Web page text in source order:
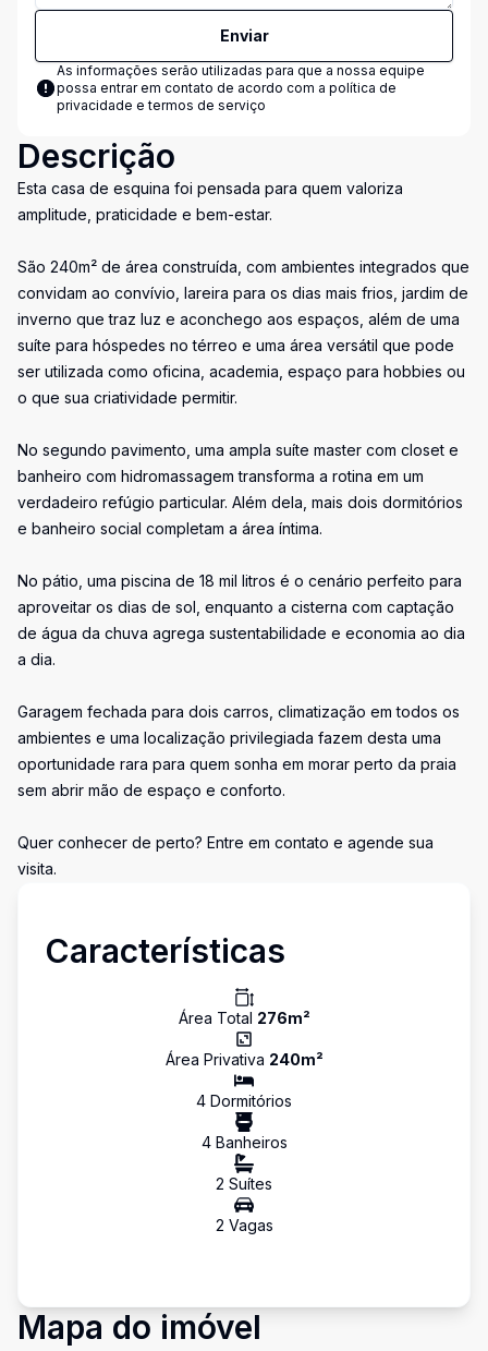
Enviar
As informações serão utilizadas para que a nossa equipe
possa entrar em contato de acordo com a política de
privacidade e termos de serviço
Descrição
Esta casa de esquina foi pensada para quem valoriza
amplitude, praticidade e bem-estar.
São 240m² de área construída, com ambientes integrados que
convidam ao convívio, lareira para os dias mais frios, jardim de
inverno que traz luz e aconchego aos espaços, além de uma
suíte para hóspedes no térreo e uma área versátil que pode
ser utilizada como oficina, academia, espaço para hobbies ou
o que sua criatividade permitir.
No segundo pavimento, uma ampla suíte master com closet e
banheiro com hidromassagem transforma a rotina em um
verdadeiro refúgio particular. Além dela, mais dois dormitórios
e banheiro social completam a área íntima.
No pátio, uma piscina de 18 mil litros é o cenário perfeito para
aproveitar os dias de sol, enquanto a cisterna com captação
de água da chuva agrega sustentabilidade e economia ao dia
a dia.
Garagem fechada para dois carros, climatização em todos os
ambientes e uma localização privilegiada fazem desta uma
oportunidade rara para quem sonha em morar perto da praia
sem abrir mão de espaço e conforto.
Quer conhecer de perto? Entre em contato e agende sua
visita.
Características
Área Total 276m²
Área Privativa 240m²
4 Dormitórios
4Banheiros
2 Suítes
2 Vagas
Mapa do imóvel